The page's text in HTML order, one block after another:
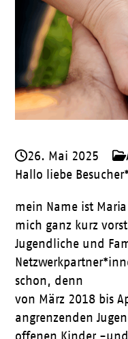
26. Mai 2025
Hallo liebe
mein Name ist
mich ganz kurz
Jugendliche und
schon, denn
von März 2018 bis
angrenzenden